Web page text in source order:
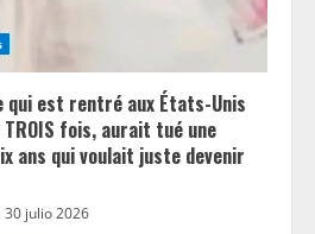
qui est rentré aux États-Unis
fois, aurait tué une
ans qui voulait juste devenir
30 julio 2026